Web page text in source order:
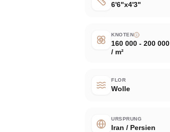
6'6"x4'3"
KNOTEN
160 000 - 200 000
/ m²
FLOR
Wolle
URSPRUNG
Iran / Persien